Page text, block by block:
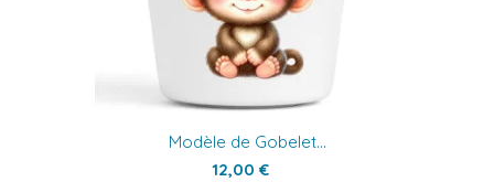
Modèle de Gobelet...
12,00 €